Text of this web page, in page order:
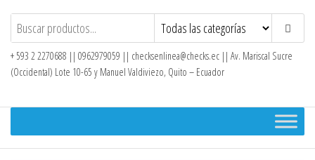
Checks – Tienda en Línea
+ 593 2 2270688 || 0962979059 || checksenlinea@checks.ec || Av. Mariscal Sucre
(Occidental) Lote 10-65 y Manuel Valdiviezo, Quito – Ecuador